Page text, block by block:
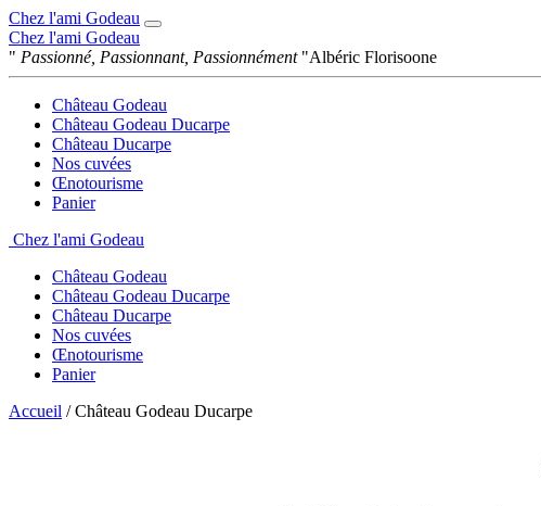
Chez l'ami Godeau
Chez l'ami Godeau
" Passionné, Passionnant, Passionnément"Albéric Florisoone
Château Godeau
Château Godeau Ducarpe
Château Ducarpe
Nos cuvées
Œnotourisme
Panier
Chez l'ami Godeau
Château Godeau
Château Godeau Ducarpe
Château Ducarpe
Nos cuvées
Œnotourisme
Panier
Accueil / Château Godeau Ducarpe